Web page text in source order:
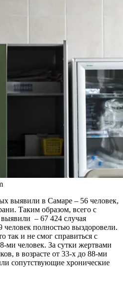
выявили в Самаре – 56 человек,
Таким образом, всего с
– 67 424 случая
полностью выздоровели.
так и не смог справиться с
ми человек. За сутки жертвами
в возрасте от 33-х до 88-ми
сопутствующие хронические